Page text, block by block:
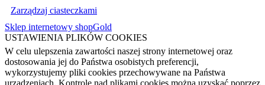
Zarządzaj ciasteczkami
Sklep internetowy shopGold
USTAWIENIA PLIKÓW COOKIES
W celu ulepszenia zawartości naszej strony internetowej oraz
dostosowania jej do Państwa osobistych preferencji,
wykorzystujemy pliki cookies przechowywane na Państwa